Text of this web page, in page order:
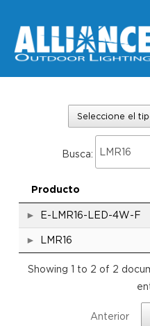
Seleccione el
Busca:
Producto
E-LMR16-LED-4W-F
LMR16
Showing 1 to 2 of 2
Anterior